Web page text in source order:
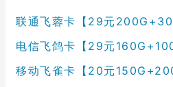
联通飞蓉卡【29元
电信飞鸽卡【29元
移动飞雀卡【20元